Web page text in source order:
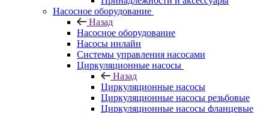
Насосное оборудование
Назад
Насосное оборудование
Насосы инлайн
Системы управления насосами
Циркуляционные насосы
Назад
Циркуляционные насосы
Циркуляционные насосы резьбовые
Циркуляционные насосы фланцевые